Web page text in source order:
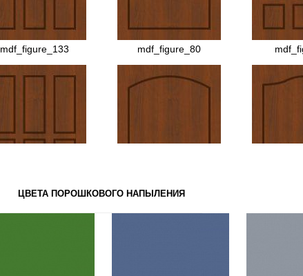
МДФ №5
mdf_figure_133 mdf_figure_80
ЦВЕТА ПОРОШКОВОГО НАПЫЛЕНИЯ